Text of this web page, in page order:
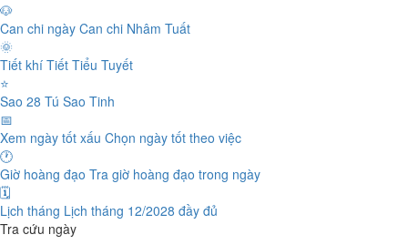
🐶
Can chi ngày Can chi Nhâm Tuất
🌞
Tiết khí Tiết Tiểu Tuyết
⭐
Sao 28 Tú Sao Tinh
📅
Xem ngày tốt xấu Chọn ngày tốt theo việc
🕐
Giờ hoàng đạo Tra giờ hoàng đạo trong ngày
🗓️
Lịch tháng Lịch tháng 12/2028 đầy đủ
Tra cứu ngày